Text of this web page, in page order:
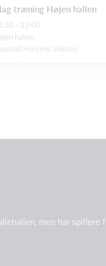
træning Højen hallen
- 23:00
hallen
Horsens Voksen
men har spillere